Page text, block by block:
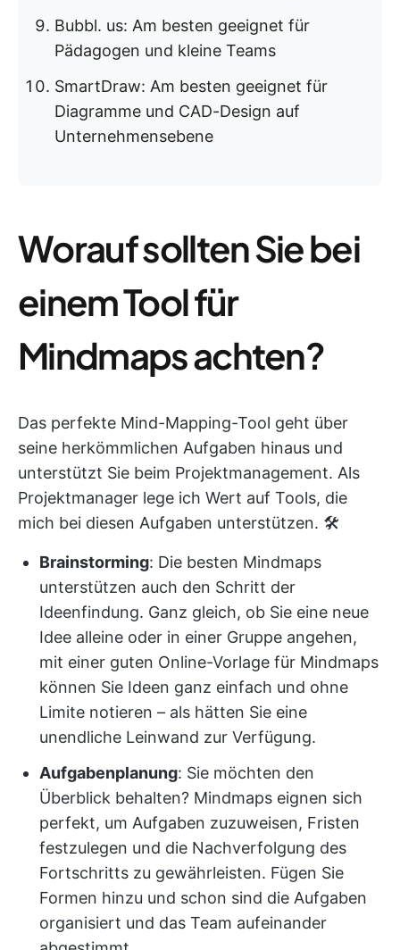
Bubbl. us: Am besten geeignet für
Pädagogen und kleine Teams
SmartDraw: Am besten geeignet für
Diagramme und CAD-Design auf
Unternehmensebene
Worauf sollten Sie bei
einem Tool für
Mindmaps achten?
Das perfekte Mind-Mapping-Tool geht über
seine herkömmlichen Aufgaben hinaus und
unterstützt Sie beim Projektmanagement. Als
Projektmanager lege ich Wert auf Tools, die
mich bei diesen Aufgaben unterstützen. 🛠️
Brainstorming: Die besten Mindmaps
unterstützen auch den Schritt der
Ideenfindung. Ganz gleich, ob Sie eine neue
Idee alleine oder in einer Gruppe angehen,
mit einer guten Online-Vorlage für Mindmaps
können Sie Ideen ganz einfach und ohne
Limite notieren – als hätten Sie eine
unendliche Leinwand zur Verfügung.
Aufgabenplanung: Sie möchten den
Überblick behalten? Mindmaps eignen sich
perfekt, um Aufgaben zuzuweisen, Fristen
festzulegen und die Nachverfolgung des
Fortschritts zu gewährleisten. Fügen Sie
Formen hinzu und schon sind die Aufgaben
organisiert und das Team aufeinander